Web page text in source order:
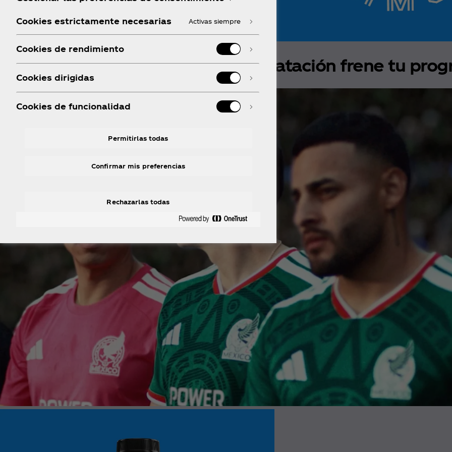
No dejes que la deshidratación frene tu
Cookies estrictamente necesarias Activas siempre
Cookies de rendimiento
Cookies dirigidas
Cookies de funcionalidad
Permitirlas todas
Rechazarlas todas
Confirmar mis preferencias